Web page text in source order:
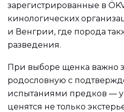
зарегистрированные в
кинологических
и Венгрии, где порода
разведения.
При выборе щенка важно
родословную с
испытаниями предков —
ценятся не только